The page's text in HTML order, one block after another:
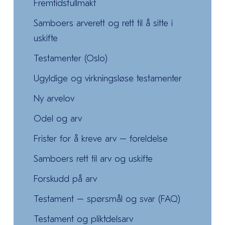
Fremtidsfullmakt
Samboers arverett og rett til å sitte i
uskifte
Testamenter (Oslo)
Ugyldige og virkningsløse testamenter
Ny arvelov
Odel og arv
Frister for å kreve arv – foreldelse
Samboers rett til arv og uskifte
Forskudd på arv
Testament – spørsmål og svar (FAQ)
Testament og pliktdelsarv